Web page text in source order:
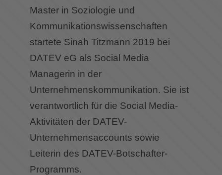
Master in Soziologie und
Kommunikationswissenschaften
startete Sinah Titzmann 2019 bei
DATEV eG als Social Media
Managerin in der
Unternehmenskommunikation. Sie ist
verantwortlich für die Social Media-
Aktivitäten der DATEV-
Unternehmensaccounts sowie
Leiterin des DATEV-Botschafter-
Programms.